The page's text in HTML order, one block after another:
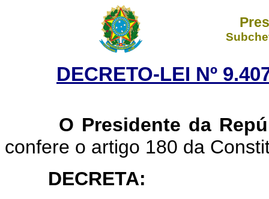
DECRETO-LEI Nº
O Presidente da
confere o artigo 180 da
DECRETA: